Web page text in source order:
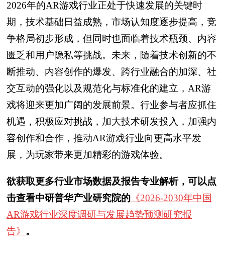
2026年的AR游戏行业正处于快速发展的关键时
期，技术基础日益成熟，市场认知度逐步提高，竞
争格局初步形成，但同时也面临着技术瓶颈、内容
匮乏和用户隐私等挑战。未来，随着技术创新的不
断推动、内容创作的爆发、跨行业融合的加深、社
交互动的强化以及规范化与标准化的建立，AR游
戏将迎来更加广阔的发展前景。行业参与者应抓住
机遇，积极应对挑战，加大技术研发投入，加强内
容创作和合作，推动AR游戏行业向更高水平发
展，为玩家带来更加精彩的游戏体验。
欲获取更多行业市场数据及报告专业解析，可以点
击查看中研普华产业研究院的 《2026-2030年中国
AR游戏行业深度调研与发展趋势预测研究报
告》 。